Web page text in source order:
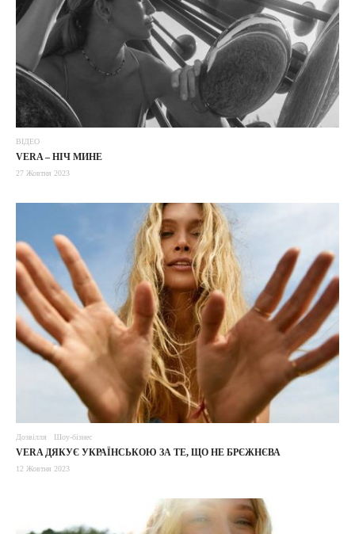
ВІДЕО
VERA – НІЧ МИНЕ
27 Жовтня 2023
Дозвілля Шоу-бізнес
VERA ДЯКУЄ УКРАЇНСЬКОЮ ЗА ТЕ, ЩО НЕ БРЄЖНЄВА
12 Жовтня 2023